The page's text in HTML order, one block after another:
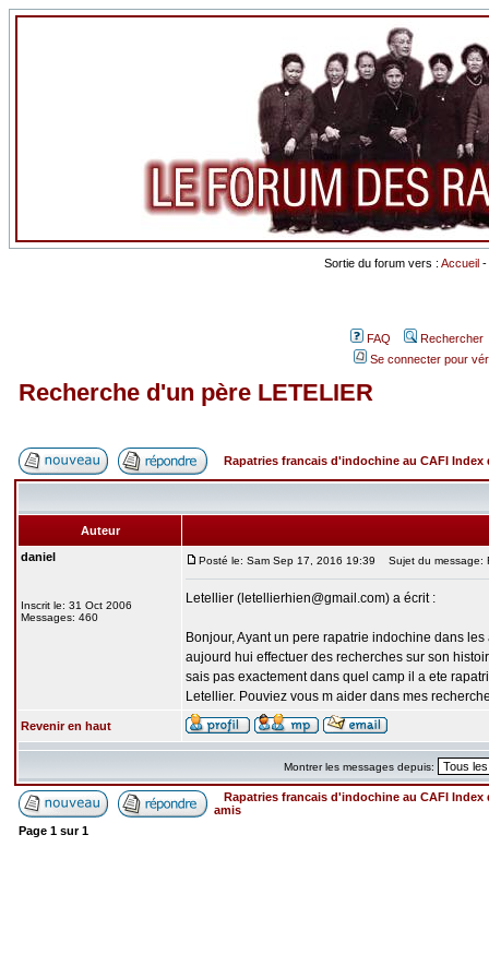
Sortie du forum vers : Accueil -
FAQ
Rechercher
Se connecter pour
Recherche d'un père LETELIER
Rapatries francais d'indochine au CAFI Index
Auteur
daniel
Inscrit le: 31 Oct 2006
Messages: 460
Posté le: Sam Sep 17, 2016 19:39 Sujet du message:
Letellier (letellierhien@gmail.com) a écrit :
Bonjour, Ayant un pere rapatrie indochine dans
aujourd hui effectuer des recherches sur son
sais pas exactement dans quel camp il a ete
Letellier. Pouviez vous m aider dans mes
Revenir en haut
Montrer les messages depuis:
Rapatries francais d'indochine au CAFI Index
amis
Page 1 sur1